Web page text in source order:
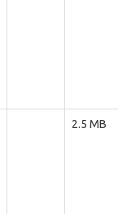
2.5 MB